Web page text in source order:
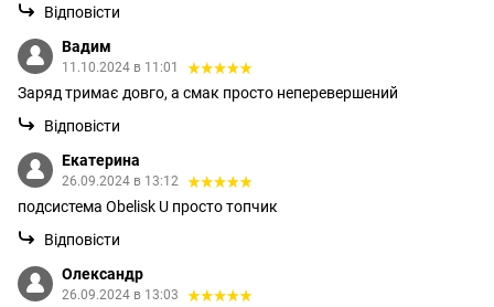
Відповісти
Вадим
11.10.2024 в 11:01
Заряд тримає довго, а смак просто неперевершений
Відповісти
Екатерина
26.09.2024 в 13:12
подсистема Obelisk U просто топчик
Відповісти
Олександр
26.09.2024 в 13:03